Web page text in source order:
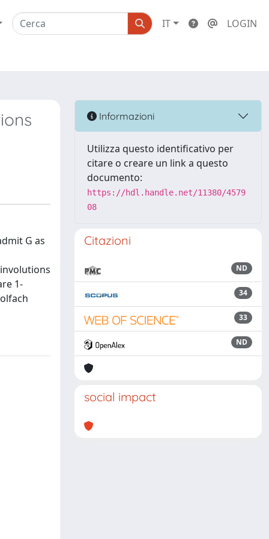
IT LOGIN
G as
1-
Informazioni
Utilizza questo identificativo per
citare o creare un link a questo
documento:
https://hdl.handle.net/11380/4579
08
Citazioni
ND
34
33
ND
social impact